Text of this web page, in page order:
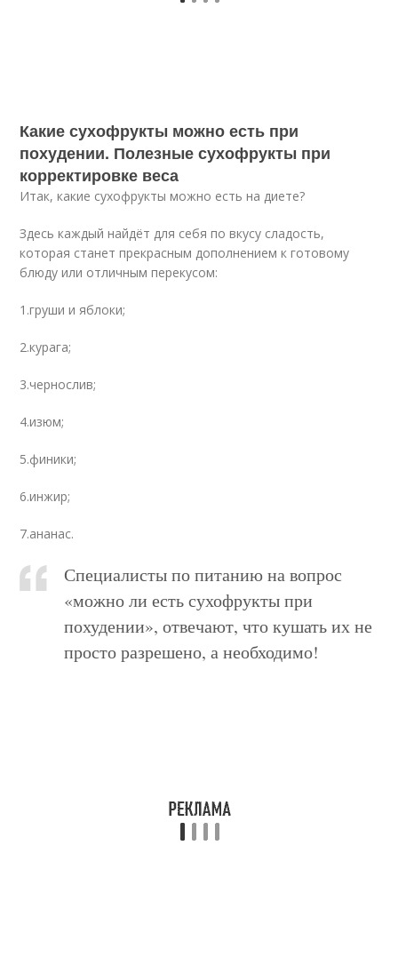
Какие сухофрукты можно есть при
похудении. Полезные сухофрукты при
корректировке веса
Итак, какие сухофрукты можно есть на диете?
Здесь каждый найдёт для себя по вкусу сладость,
которая станет прекрасным дополнением к готовому
блюду или отличным перекусом:
1.груши и яблоки;
2.курага;
3.чернослив;
4.изюм;
5.финики;
6.инжир;
7.ананас.
Специалисты по питанию на вопрос
«можно ли есть сухофрукты при
похудении», отвечают, что кушать их не
просто разрешено, а необходимо!